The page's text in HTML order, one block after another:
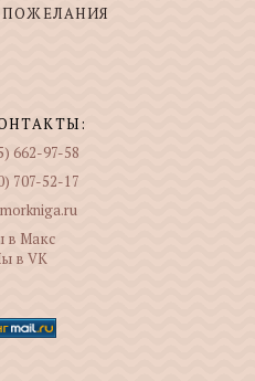
662-97-58
707-52-17
в Макс
в VK